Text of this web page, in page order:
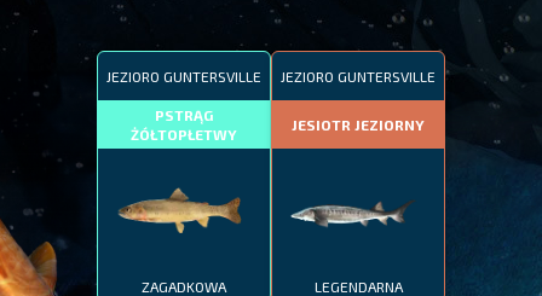
JEZIORO GUNTERSVILLE
PSTRĄG
ŻÓŁTOPŁETWY
ZAGADKOWA
JEZIORO GUNTERSVILLE
JESIOTR JEZIORNY
LEGENDARNA